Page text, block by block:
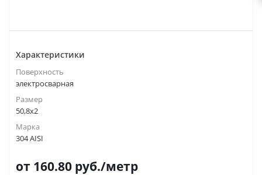
Характеристики
Поверхность
электросварная
Размер
50,8х2
Марка
304 AISI
от 160.80 руб./метр